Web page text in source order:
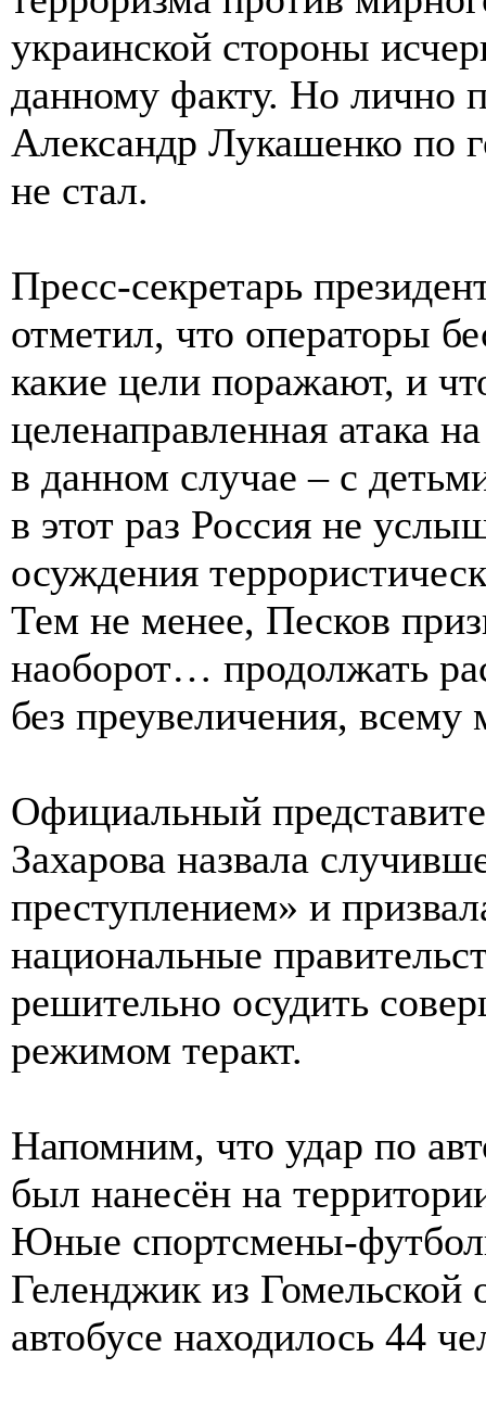
украинской стороны
данному факту. Но лично
Александр Лукашенко по
не стал.
Пресс-секретарь
отметил, что операторы
какие цели поражают, и
целенаправленная атака
в данном случае – с
в этот раз Россия не
осуждения
Тем не менее, Песков
наоборот… продолжать
без преувеличения, всему
Официальный
Захарова назвала
преступлением» и
национальные
решительно осудить
режимом теракт.
Напомним, что удар по
был нанесён на
Юные спортсмены-
Геленджик из Гомельской
автобусе находилось 44